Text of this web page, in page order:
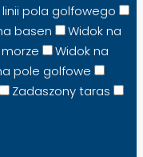
linii pola golfowego
basen
Widok na
Widok na
pole golfowe
Zadaszony taras